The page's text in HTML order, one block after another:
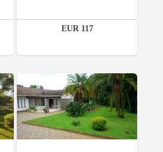
EUR 117
23 avis
Détails